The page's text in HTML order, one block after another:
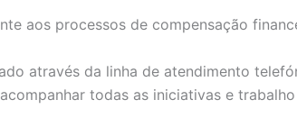
aos processos de compensação
através da linha de atendimento
todas as iniciativas e